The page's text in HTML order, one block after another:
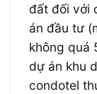
đất đối với
án đầu tư
không quá
dự án khu
condotel